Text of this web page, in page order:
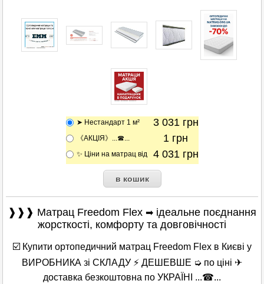
➤ Нестандарт 1 м² 3 031 грн
《АКЦІЯ》...☎... 1 грн
✨ Ціни на матрац від 4 031 грн
❱❱❱ Матрац Freedom Flex ➡ ідеальне поєднання
жорсткості, комфорту та довговічності
☑️ Купити ортопедичний матрац Freedom Flex в Києві у
ВИРОБНИКА зі СКЛАДУ ⚡ ДЕШЕВШЕ ➭ по ціні ✈
доставка безкоштовна по УКРАЇНІ ...☎...